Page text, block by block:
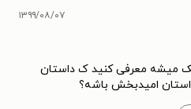
۱۳۹۹/۰۸/۰۷
میشه معرفی کنید ک داستان
امیدبخش باشه؟